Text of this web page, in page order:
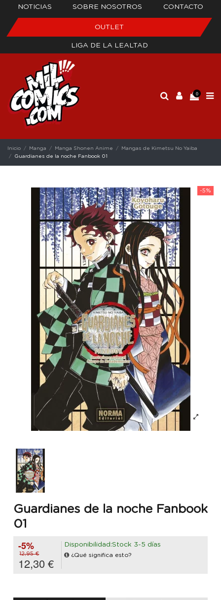
NOTICIAS SOBRE NOSOTROS CONTACTO
OUTLET
LIGA DE LA LEALTAD
0
Inicio Manga Manga Shonen Anime
Mangas de Kimetsu No Yaiba
Guardianes de la noche Fanbook 01
-5%
Guardianes de la noche Fanbook
01
-5%
12,95 €
12,30 €
Disponibilidad:Stock 3-5 días
¿Qué significa esto?